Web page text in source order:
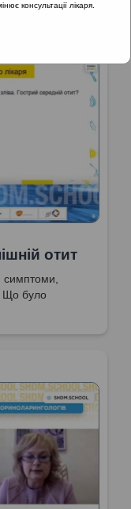
відростка
отит
симптоми,
Що було
консультації лікаря.